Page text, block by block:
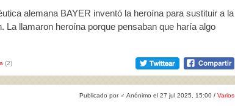
alemana BAYER inventó la heroína para sustituir a la
llamaron heroína porque pensaban que haría algo
(2)
Publicado por ♂ Anónimo el 27 jul 2025, 15:00 / Varios